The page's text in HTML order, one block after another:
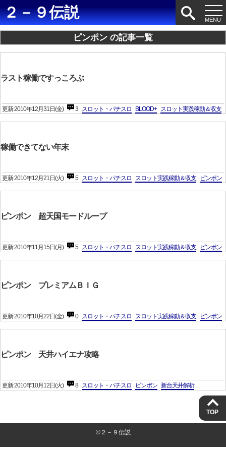
２－９伝説
ピンポン の記事一覧
ラスト稼働ですっころぶ
更新:2010年12月31日(金) 3 スロット・パチスロ BLOOD+ スロット実践稼動＆収支
稼働できてない年末
更新:2010年12月21日(火) 5 スロット・パチスロ スロット実践稼動＆収支 ピンポン
ピンポン 超天国モードループ
更新:2010年11月15日(月) 5 スロット・パチスロ スロット実践稼動＆収支 ピンポン
ピンポン プレミアムＢＩＧ
更新:2010年10月22日(金) 0 スロット・パチスロ スロット実践稼動＆収支 ピンポン
ピンポン 天井ハイエナ攻略
更新:2010年10月12日(火) 8 スロット・パチスロ ピンポン 新台天井解析
©２－９伝説
TOP